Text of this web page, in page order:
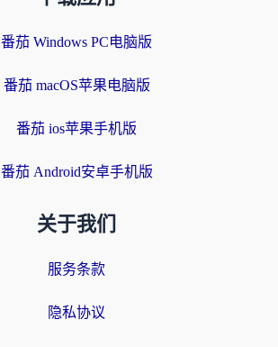
番茄 Windows PC电脑版
番茄 macOS苹果电脑版
番茄 ios苹果手机版
番茄 Android安卓手机版
关于我们
服务条款
隐私协议